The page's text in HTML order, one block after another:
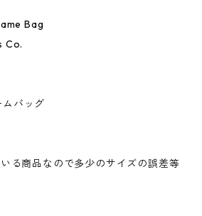
Bag
Co.
バッグ
る商品なので多少のサイズの誤差等